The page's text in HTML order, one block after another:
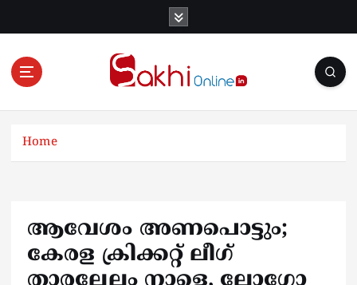
Online News Portal
Home
ആവേശം അണപൊട്ടും;
കേരള ക്രിക്കറ്റ് ലീഗ്